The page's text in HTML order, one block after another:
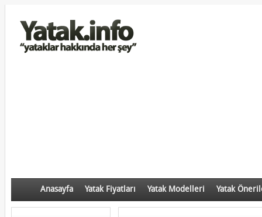
Anasayfa Yatak Fiyatları Yatak Modelleri Yatak